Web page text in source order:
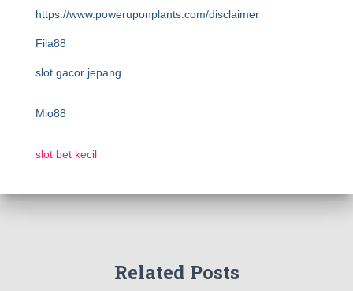
https://www.poweruponplants.com/disclaimer
Fila88
slot gacor jepang
Mio88
slot bet kecil
Related Posts